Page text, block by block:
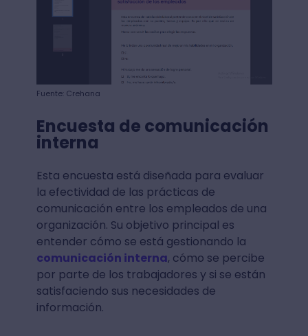
Fuente: Crehana
Encuesta de comunicación
interna
Esta encuesta está diseñada para evaluar
la efectividad de las prácticas de
comunicación entre los empleados de una
organización. Su objetivo principal es
entender cómo se está gestionando la
comunicación interna, cómo se percibe
por parte de los trabajadores y si se están
satisfaciendo sus necesidades de
información.